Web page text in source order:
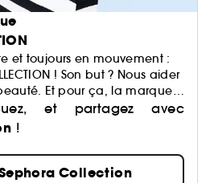
et toujours en mouvement :
! Son but ? Nous aider
Et pour ça, la marque
centaines de produits : du
du capillaire au parfum, du
alimentaires,… Avec pour
une beauté performante.
et partagez avec
!
Collection